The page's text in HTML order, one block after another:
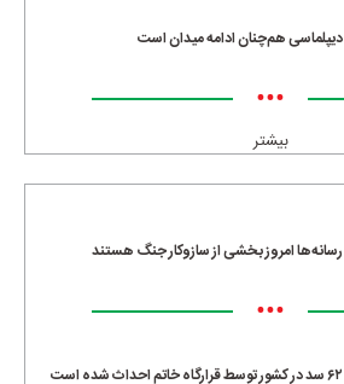
دیپلماسی هم‌چنان ادامه میدان است
•••
بیشتر
رسانه‌ها امروز بخشی از سازوکار جنگ هستند
•••
۶۲ سد در کشور توسط قرارگاه خاتم احداث شده است